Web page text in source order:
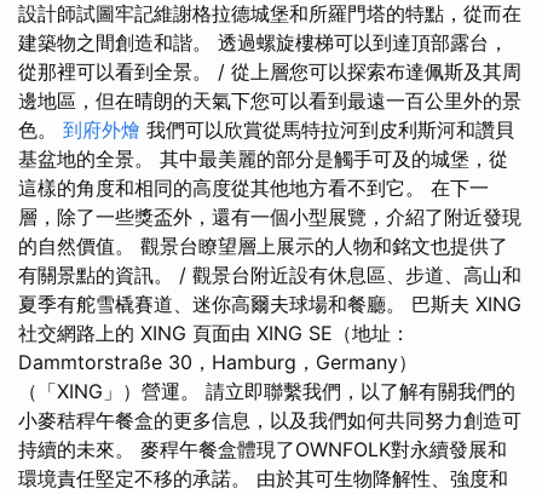
設計師試圖牢記維謝格拉德城堡和所羅門塔的特點，從而在
建築物之間創造和諧。 透過螺旋樓梯可以到達頂部露台，
從那裡可以看到全景。 / 從上層您可以探索布達佩斯及其周
邊地區，但在晴朗的天氣下您可以看到最遠一百公里外的景
色。 到府外燴 我們可以欣賞從馬特拉河到皮利斯河和讚貝
基盆地的全景。 其中最美麗的部分是觸手可及的城堡，從
這樣的角度和相同的高度從其他地方看不到它。 在下一
層，除了一些獎盃外，還有一個小型展覽，介紹了附近發現
的自然價值。 觀景台瞭望層上展示的人物和銘文也提供了
有關景點的資訊。 / 觀景台附近設有休息區、步道、高山和
夏季有舵雪橇賽道、迷你高爾夫球場和餐廳。 巴斯夫 XING
社交網路上的 XING 頁面由 XING SE（地址：
Dammtorstraße 30，Hamburg，Germany）
（「XING」）營運。 請立即聯繫我們，以了解有關我們的
小麥秸稈午餐盒的更多信息，以及我們如何共同努力創造可
持續的未來。 麥稈午餐盒體現了OWNFOLK對永續發展和
環境責任堅定不移的承諾。 由於其可生物降解性、強度和